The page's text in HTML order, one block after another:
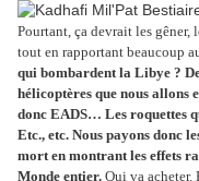
Pourtant, ça devrait les gêner,
tout en rapportant beaucoup
qui bombardent la Libye ?
hélicoptères que nous allons
donc EADS… Les roquettes
Etc., etc. Nous payons donc
mort en montrant les effets
Monde entier. Qui va acheter.